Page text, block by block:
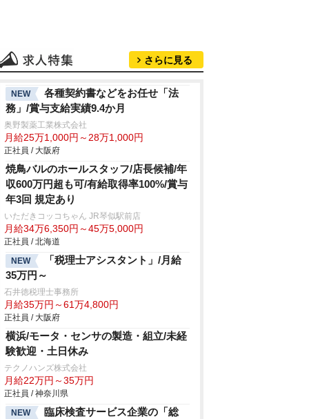
さらに見る
NEW
各種契約書などをお任せ「法
務」/賞与支給実績9.4か月
奥野製薬工業株式会社
月給25万1,000円～28万1,000円
正社員 / 大阪府
焼鳥バルのホールスタッフ/店長候補/年
収600万円超も可/有給取得率100%/賞与
年3回 規定あり
いただきコッコちゃん JR琴似駅前店
月給34万6,350円～45万5,000円
正社員 / 北海道
NEW
「税理士アシスタント」/月給
35万円～
石井徳税理士事務所
月給35万円～61万4,800円
正社員 / 大阪府
横浜/モータ・センサの製造・組立/未経
験歓迎・土日休み
テクノハンズ株式会社
月給22万円～35万円
正社員 / 神奈川県
NEW
臨床検査サービス企業の「総